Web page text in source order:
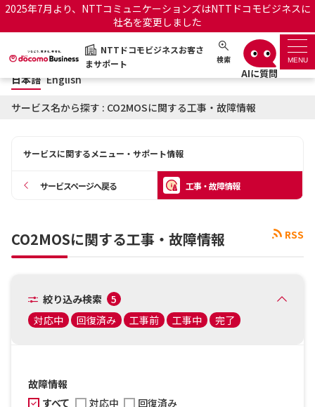
2025年7月より、NTTコミュニケーションズはNTTドコモビジネスに
社名を変更しました
NTTドコモビジネスお客さ
まサポート
検索 MENU
NTTドコモビジネスお客さまサポート 日本語 English
サポートトップ
OCNのお客さまはこちら
工事・故障情報通知サー
オフィシャルサイト
日本語 English
サービス名から探す : CO2MOSに関する工事・故障情報
サービスに関するメニュー・サポート情報
サービスページへ戻る 工事・故障情報
RSS
CO2MOSに関する工事・故障情報
絞り込み検索
5
対応中
回復済み 工事前 工事中 完了
故障情報
すべて
対応中
回復済み